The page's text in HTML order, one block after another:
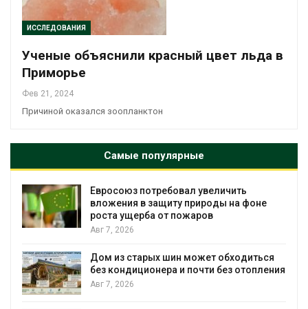
ИССЛЕДОВАНИЯ
Ученые объяснили красный цвет льда в
Приморье
Фев 21, 2024
Причиной оказался зоопланктон
Самые популярные
Евросоюз потребовал увеличить
вложения в защиту природы на фоне
роста ущерба от пожаров
Авг 7, 2026
Дом из старых шин может обходиться
без кондиционера и почти без отопления
Авг 7, 2026